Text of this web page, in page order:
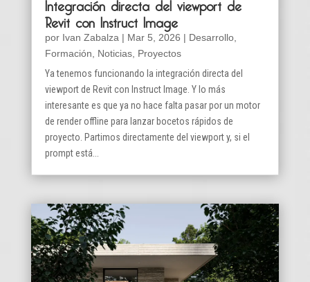
Revit con Instruct Image
por Ivan Zabalza | Mar 5, 2026 | Desarrollo,
Formación
Noticias, Proyectos
Ya tenemos funcionando la integración directa del
viewport de Revit con Instruct Image. Y lo más
interesante es que ya no hace falta pasar por un motor
de render offline para lanzar bocetos rápidos de
proyecto. Partimos directamente del viewport y, si el
prompt está...